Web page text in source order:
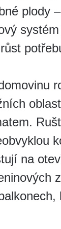
plody
na